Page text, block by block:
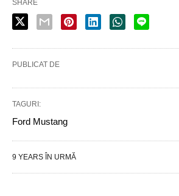
SHARE
PUBLICAT DE
TAGURI:
Ford Mustang
9 YEARS ÎN URMĂ